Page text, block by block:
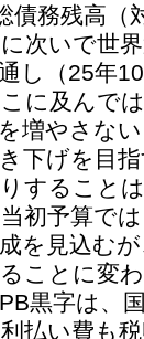
債務残高（
次いで世
し（25年10
に及んで
増やさな
下げを目
することは
初予算で
を見込む
ことに変
黒字は、
払い費も